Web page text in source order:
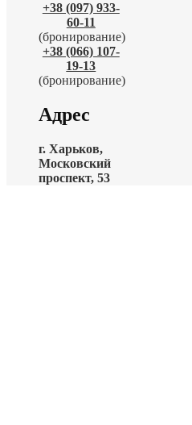
+38 (097) 933-
60-11
(бронирование)
+38 (066) 107-
19-13
(бронирование)
Адрес
г. Харьков,
Московский
проспект, 53